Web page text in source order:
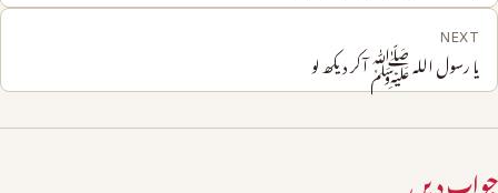
NEXT
یا رسول اللہ ﷺ آکر دیکھ لو
جواب دیں